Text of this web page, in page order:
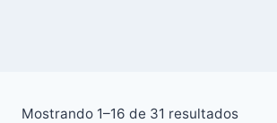
Mostrando 1–16 de 31 resultados